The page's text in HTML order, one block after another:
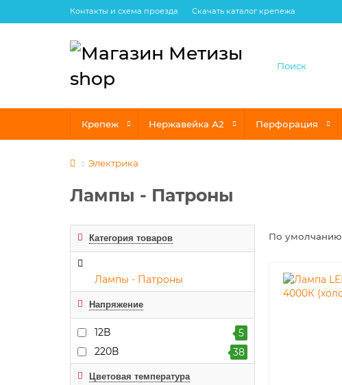
Контакты и схема проезда Скачать каталог крепежа
Крепеж Нержавейка А2 Перфорация
Электрика
Лампы - Патроны
Категория товаров
Лампы - Патроны
Напряжение
12В
5
220В
38
Цветовая температура
По умолчанию